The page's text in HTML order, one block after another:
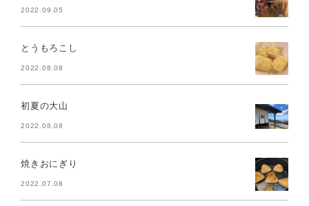
2022.09.05
とうもろこし
2022.08.08
初夏の大山
2022.08.08
焼きおにぎり
2022.07.08